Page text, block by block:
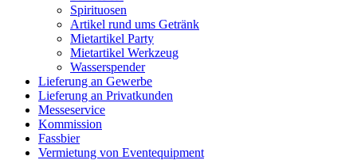
Spirituosen
Artikel rund ums Getränk
Mietartikel Party
Mietartikel Werkzeug
Wasserspender
Lieferung an Gewerbe
Lieferung an Privatkunden
Messeservice
Kommission
Fassbier
Vermietung von Eventequipment